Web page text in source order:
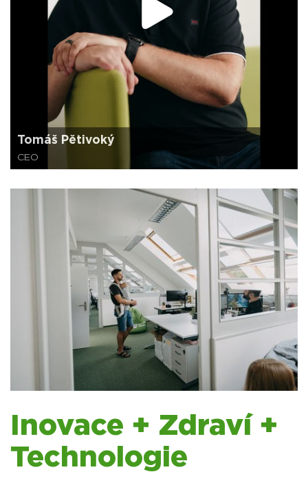
Tomáš Pětivoký
CEO
Inovace + Zdraví +
Technologie